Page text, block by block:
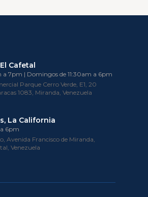
Cafetal
a 7pm | Domingos de 11:30am a 6pm
Parque Cerro Verde, E1, 20
1083, Miranda, Venezuela
La California
6pm
Avenida Francisco de Miranda,
Venezuela